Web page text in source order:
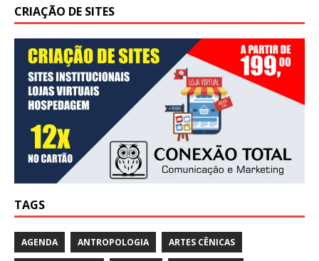
CRIAÇÃO DE SITES
TAGS
AGENDA ANTROPOLOGIA ARTES CÊNICAS